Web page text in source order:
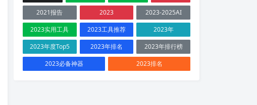
2021报告
2023
2023-2025AI
2023实用工具
2023工具推荐
2023年
2023年度Top5
2023年排名
2023年排行榜
2023必备神器
2023排名